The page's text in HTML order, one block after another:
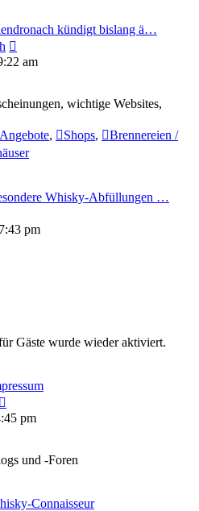
kündigt bislang ä…
Beitrag
am
wichtige Websites,
, Shops,
Brennereien /
Whisky-Abfüllungen …
pm
Gäste wurde wieder aktiviert.
Beitrag
pm
und -Foren
Connaisseur